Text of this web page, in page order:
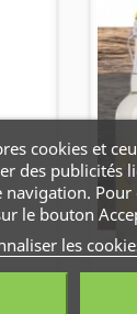
€
cookies et
des publicités
navigation.
le bouton
les